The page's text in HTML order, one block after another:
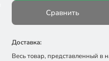
Сравнить
Доставка:
Весь товар, представленный